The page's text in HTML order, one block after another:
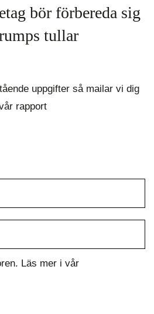
bör förbereda sig
tullar
uppgifter så mailar vi dig
rapport
Läs mer i vår